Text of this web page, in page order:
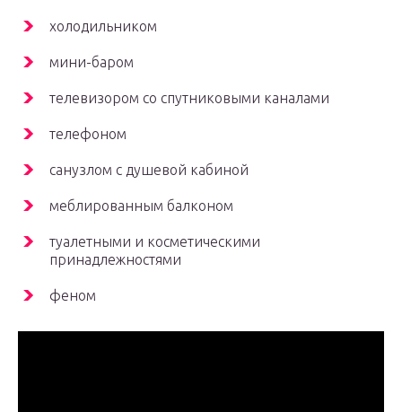
холодильником
мини-баром
телевизором со спутниковыми каналами
телефоном
санузлом с душевой кабиной
меблированным балконом
туалетными и косметическими
принадлежностями
феном